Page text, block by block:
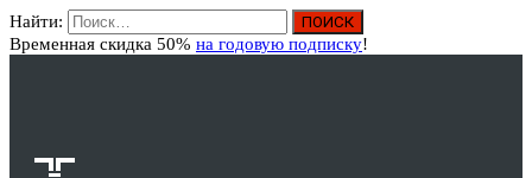
Найти:
Временная скидка 50% на годовую подписку!